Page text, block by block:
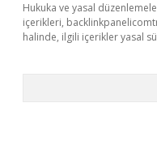
Hukuka ve yasal
içerikleri,
halinde, ilgili içerikler yasal